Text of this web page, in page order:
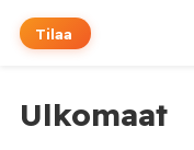
Tilaa
Ulkomaat